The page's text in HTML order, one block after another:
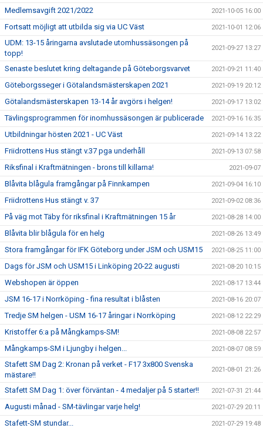
Medlemsavgift 2021/2022 2021-10-05 16:00
Fortsatt möjligt att utbilda sig via UC Väst 2021-10-01 12:06
UDM: 13-15 åringarna avslutade utomhussäsongen på
topp!
2021-09-27 13:27
Senaste beslutet kring deltagande på Göteborgsvarvet 2021-09-21 11:40
Göteborgsseger i Götalandsmästerskapen 2021 2021-09-19 20:12
Götalandsmästerskapen 13-14 år avgörs i helgen! 2021-09-17 13:02
Tävlingsprogrammen för inomhussäsongen är publicerade 2021-09-16 16:35
Utbildningar hösten 2021 - UC Väst 2021-09-14 13:22
Friidrottens Hus stängt v.37 pga underhåll 2021-09-13 07:58
Riksfinal i Kraftmätningen - brons till killarna! 2021-09-07
Blåvita blågula framgångar på Finnkampen 2021-09-04 16:10
Friidrottens Hus stängt v. 37 2021-09-02 08:36
På väg mot Täby för riksfinal i Kraftmätningen 15 år 2021-08-28 14:00
Blåvita blir blågula för en helg 2021-08-26 13:49
Stora framgångar för IFK Göteborg under JSM och USM15 2021-08-25 11:00
Dags för JSM och USM15 i Linköping 20-22 augusti 2021-08-20 10:15
Webshopen är öppen 2021-08-17 13:44
JSM 16-17 i Norrköping - fina resultat i blåsten 2021-08-16 20:07
Tredje SM helgen - USM 16-17 åringar i Norrköping 2021-08-12 22:29
Kristoffer 6:a på Mångkamps-SM! 2021-08-08 22:57
Mångkamps-SM i Ljungby i helgen... 2021-08-07 08:59
Stafett SM Dag 2: Kronan på verket - F17 3x800 Svenska
mästare!!
2021-08-01 21:26
Stafett SM Dag 1: över förväntan - 4 medaljer på 5 starter!! 2021-07-31 21:44
Augusti månad - SM-tävlingar varje helg! 2021-07-29 20:11
Stafett-SM stundar... 2021-07-29 19:48